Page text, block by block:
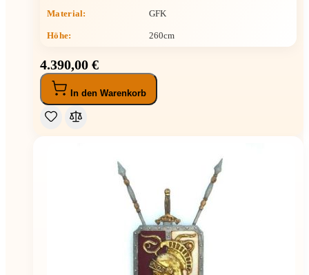
Material: GFK
Höhe: 260cm
4.390,00 €
In den Warenkorb